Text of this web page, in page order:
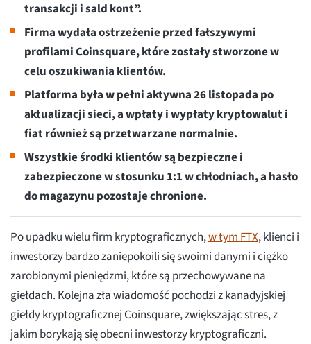
transakcji i sald kont”.
Firma wydała ostrzeżenie przed fałszywymi
profilami Coinsquare, które zostały stworzone w
celu oszukiwania klientów.
Platforma była w pełni aktywna 26 listopada po
aktualizacji sieci, a wpłaty i wypłaty kryptowalut i
fiat również są przetwarzane normalnie.
Wszystkie środki klientów są bezpieczne i
zabezpieczone w stosunku 1:1 w chłodniach, a hasło
do magazynu pozostaje chronione.
Po upadku wielu firm kryptograficznych,w tym FTX, klienci i
inwestorzy bardzo zaniepokoili się swoimi danymi i ciężko
zarobionymi pieniędzmi, które są przechowywane na
giełdach. Kolejna zła wiadomość pochodzi z kanadyjskiej
giełdy kryptograficznej Coinsquare, zwiększając stres, z
jakim borykają się obecni inwestorzy kryptograficzni.